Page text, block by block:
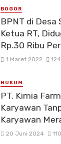
BOGOR
BPNT di Desa
Ketua RT,
Rp.30 Ribu
1 Maret 2022
HUKUM
PT. Kimia
Karyawan
Karyawan
20 Juni 2024